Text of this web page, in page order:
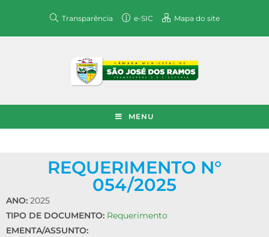
Transparência e-SIC Mapa do site
MENU
REQUERIMENTO N°
054/2025
ANO: 2025
TIPO DE DOCUMENTO: Requerimento
EMENTA/ASSUNTO: